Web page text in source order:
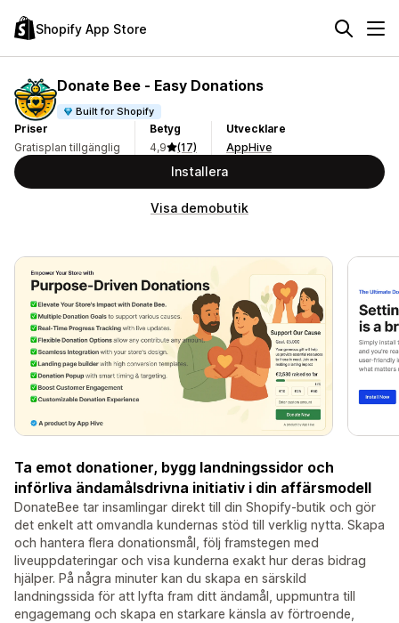
Shopify App Store
Donate Bee ‑ Easy Donations
Built for Shopify
Priser
Gratisplan tillgänglig
Betyg
4,9
(17)
Utvecklare
AppHive
Installera
Visa demobutik
Ta emot donationer, bygg landningssidor och
införliva ändamålsdrivna initiativ i din affärsmodell
DonateBee tar insamlingar direkt till din Shopify-butik och gör
det enkelt att omvandla kundernas stöd till verklig nytta. Skapa
och hantera flera donationsmål, följ framstegen med
liveuppdateringar och visa kunderna exakt hur deras bidrag
hjälper. På några minuter kan du skapa en särskild
landningssida för att lyfta fram ditt ändamål, uppmuntra till
engagemang och skapa en starkare känsla av förtroende,